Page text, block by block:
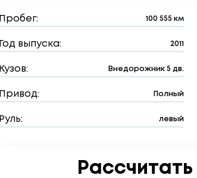
Пробег: 100 555 км
Год выпуска: 2011
Кузов: Внедорожник 5 дв.
Привод: Полный
Руль: левый
Рассчитать